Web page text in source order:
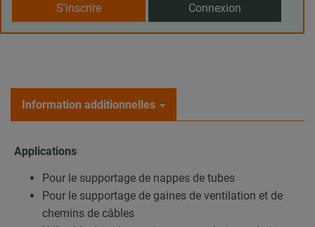
S'inscrire Connexion
Information additionnelles
Applications
Pour le supportage de nappes de tubes
Pour le supportage de gaines de ventilation et de
chemins de câbles